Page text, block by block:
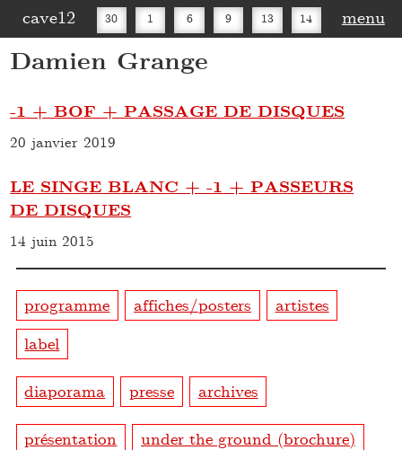
cave12 30 1 6 9 13 14 menu
Damien Grange
-1 + BOF + PASSAGE DE DISQUES
20 janvier 2019
LE SINGE BLANC + -1 + PASSEURS
DE DISQUES
14 juin 2015
programme affiches/posters
artistes
label
diaporama presse archives
présentation
under the ground (brochure)